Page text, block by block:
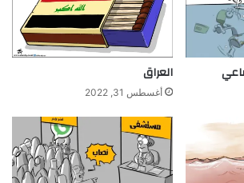
العراق
أغسطس 31, 2022